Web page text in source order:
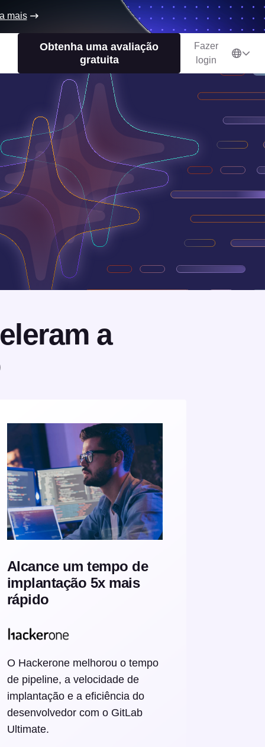
Obtenha uma avaliação
gratuita
Fazer
login
mais
a
Alcance um tempo de
implantação 5x mais
rápido
O Hackerone melhorou o tempo
de pipeline, a velocidade de
implantação e a eficiência do
desenvolvedor com o GitLab
Ultimate.